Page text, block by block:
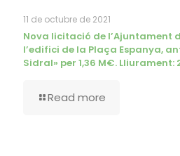
11 de octubre de 2021
Nova licitació de l’Ajuntament
l’edifici de la Plaça Espanya,
Sidral» per 1,36 M€. Lliurament:
Read more